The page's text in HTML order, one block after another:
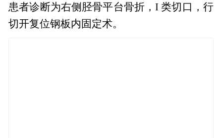
患者诊断为右侧胫骨平台骨折，I 类切口，行
切开复位钢板内固定术。